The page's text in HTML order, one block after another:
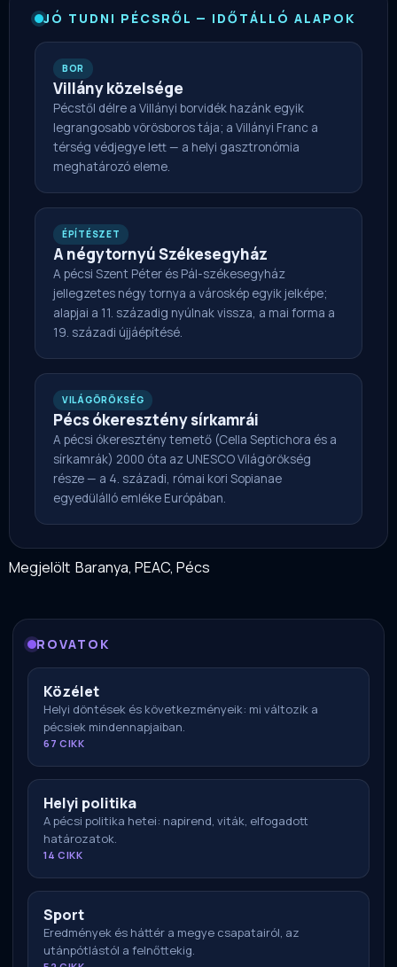
JÓ TUDNI PÉCSRŐL — IDŐTÁLLÓ ALAPOK
BOR
Villány közelsége
Pécstől délre a Villányi borvidék hazánk egyik
legrangosabb vörösboros tája; a Villányi Franc a
térség védjegye lett — a helyi gasztronómia
meghatározó eleme.
ÉPÍTÉSZET
A négytornyú Székesegyház
A pécsi Szent Péter és Pál-székesegyház
jellegzetes négy tornya a városkép egyik jelképe;
alapjai a 11. századig nyúlnak vissza, a mai forma a
19. századi újjáépítésé.
VILÁGÖRÖKSÉG
Pécs ókeresztény sírkamrái
A pécsi ókeresztény temető (Cella Septichora és a
sírkamrák) 2000 óta az UNESCO Világörökség
része — a 4. századi, római kori Sopianae
egyedülálló emléke Európában.
Megjelölt Baranya,PEAC,Pécs
ROVATOK
Közélet
Helyi döntések és következményeik: mi változik a
pécsiek mindennapjaiban.
67 CIKK
Helyi politika
A pécsi politika hetei: napirend, viták, elfogadott
határozatok.
14 CIKK
Sport
Eredmények és háttér a megye csapatairól, az
utánpótlástól a felnőttekig.